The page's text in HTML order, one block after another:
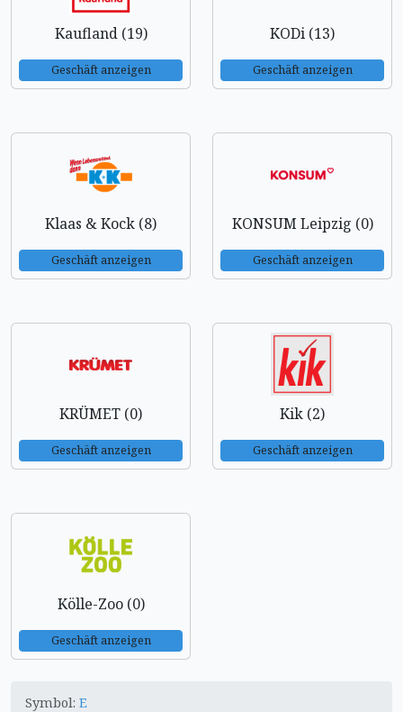
Kaufland (19)
Geschäft anzeigen
KODi (13)
Geschäft anzeigen
Klaas & Kock (8)
Geschäft anzeigen
KONSUM Leipzig (0)
Geschäft anzeigen
KRÜMET (0)
Geschäft anzeigen
Kik (2)
Geschäft anzeigen
Kölle-Zoo (0)
Geschäft anzeigen
Symbol: E